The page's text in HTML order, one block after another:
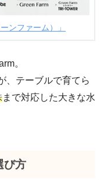
ンファーム）」
。
、テーブルで育てら
まで対応した大きな水
び方